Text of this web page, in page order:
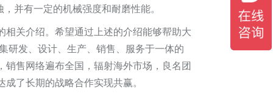
并有一定的机械强度和耐磨性能。
关介绍。希望通过上述的介绍能够帮助大
研发、设计、生产、销售、服务于一体的
售网络遍布全国，辐射海外市场，良名团
了长期的战略合作实现共赢。